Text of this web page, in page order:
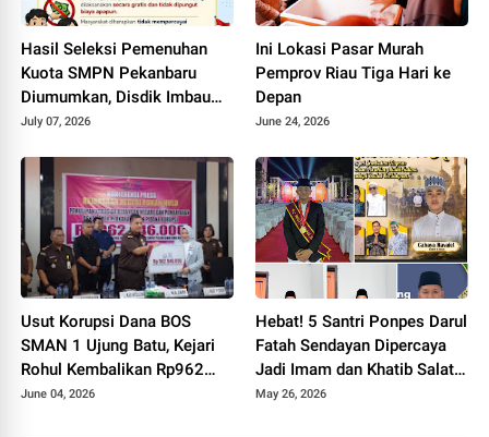
Hasil Seleksi Pemenuhan
Kuota SMPN Pekanbaru
Diumumkan, Disdik Imbau
Orang Tua Dampingi Anak
July 07, 2026
Ini Lokasi Pasar Murah
Pemprov Riau Tiga Hari ke
Depan
June 24, 2026
Usut Korupsi Dana BOS
SMAN 1 Ujung Batu, Kejari
Rohul Kembalikan Rp962
Juta dan Sita Aset Miliaran
June 04, 2026
Hebat! 5 Santri Ponpes Darul
Fatah Sendayan Dipercaya
Jadi Imam dan Khatib Salat
Idul Adha 1447 H
May 26, 2026